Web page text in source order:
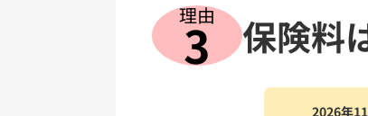
理由
3 保険料
2026年